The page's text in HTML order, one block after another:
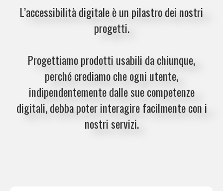
L’accessibilità digitale è un pilastro dei nostri
progetti.
Progettiamo prodotti usabili da chiunque,
perché crediamo che ogni utente,
indipendentemente dalle sue competenze
digitali,debba poter interagire facilmente con i
nostri servizi.